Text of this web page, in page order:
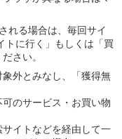
れる場合は、毎回サイ
トに行く」もしくは「買
さい。
外とみなし、「獲得無
のサービス・お買い物
イトなどを経由して一